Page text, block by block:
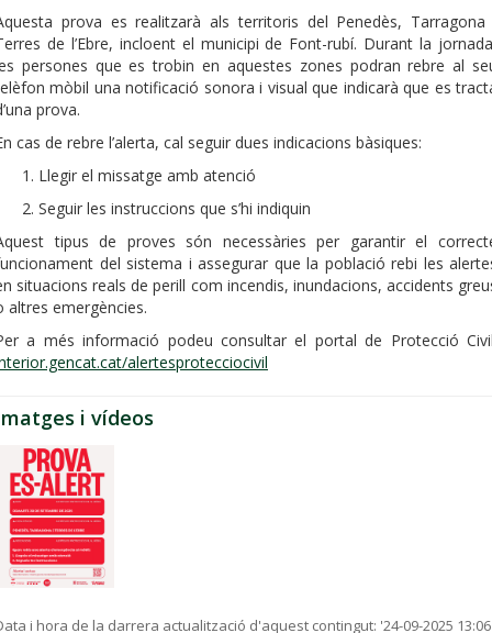
prova es realitzarà als territoris del Penedès,
de l’Ebre, incloent el municipi de Font-rubí. Durant la
persones que es trobin en aquestes zones podran rebre al
mòbil una notificació sonora i visual que indicarà que es
prova.
cas de rebre l’alerta, cal seguir dues indicacions bàsiques:
Llegir el missatge amb atenció
Seguir les instruccions que s’hi indiquin
tipus de proves són necessàries per garantir el
del sistema i assegurar que la població rebi les
situacions reals de perill com incendis, inundacions, accidents
altres emergències.
a més informació podeu consultar el portal de Protecció
alertesprotecciocivil
i vídeos
i hora de la darrera actualització d'aquest contingut: '24-09-2025 13:06